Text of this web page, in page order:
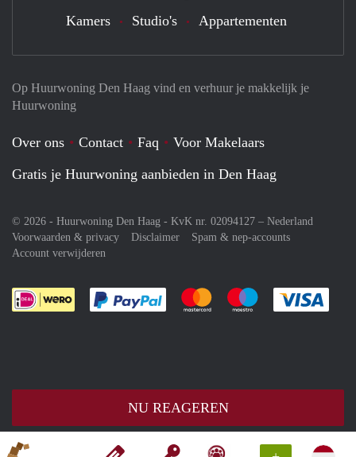
NU REAGEREN
Op Huurwoning Den Haag vind en verhuur je makkelijk je
Huurwoning
Over ons Contact Faq
Voor Makelaars
Gratis je Huurwoning aanbieden in Den Haag
© 2026 - Huurwoning Den Haag - KvK nr. 02094127 – Nederland
Voorwaarden & privacy
Disclaimer
Spam & nep-accounts
Account verwijderen
Je rekent gemakkelijk af met Paypal
Je rekent gemakkelijk af met
Je rekent
Kamers Studio's Appartementen